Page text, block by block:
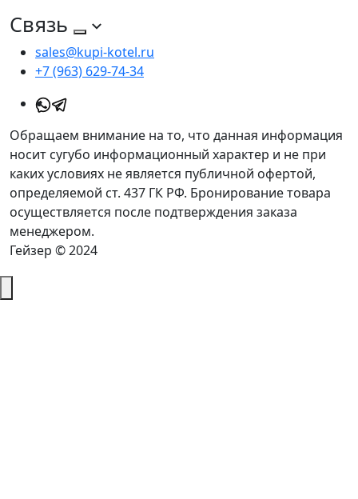
Связь
sales@kupi-kotel.ru
+7 (963) 629-74-34
Обращаем внимание на то, что данная информация
носит сугубо информационный характер и не при
каких условиях не является публичной офертой,
определяемой ст. 437 ГК РФ. Бронирование товара
осуществляется после подтверждения заказа
менеджером.
Гейзер © 2024